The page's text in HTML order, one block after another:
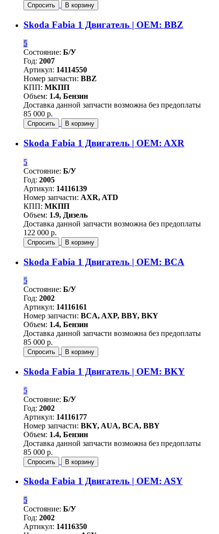
Спросить В корзину
Skoda Fabia 1 Двигатель | OEM: BBZ
5
Состояние: Б/У
Год: 2007
Артикул: 14114550
Номер запчасти: BBZ
КПП: МКПП
Объем: 1.4, Бензин
Доставка данной запчасти возможна без предоплаты
85 000 р.
Спросить В корзину
Skoda Fabia 1 Двигатель | OEM: AXR
5
Состояние: Б/У
Год: 2005
Артикул: 14116139
Номер запчасти: AXR, ATD
КПП: МКПП
Объем: 1.9, Дизель
Доставка данной запчасти возможна без предоплаты
122 000 р.
Спросить В корзину
Skoda Fabia 1 Двигатель | OEM: BCA
5
Состояние: Б/У
Год: 2002
Артикул: 14116161
Номер запчасти: BCA, AXP, BBY, BKY
Объем: 1.4, Бензин
Доставка данной запчасти возможна без предоплаты
85 000 р.
Спросить В корзину
Skoda Fabia 1 Двигатель | OEM: BKY
5
Состояние: Б/У
Год: 2002
Артикул: 14116177
Номер запчасти: BKY, AUA, BCA, BBY
Объем: 1.4, Бензин
Доставка данной запчасти возможна без предоплаты
85 000 р.
Спросить В корзину
Skoda Fabia 1 Двигатель | OEM: ASY
5
Состояние: Б/У
Год: 2002
Артикул: 14116350